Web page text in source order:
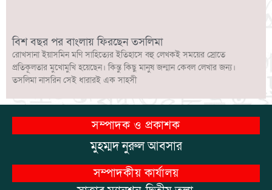
বিশ বছর পর বাংলায় ফিরছেন তসলিমা
রোখসানা ইয়াসমিন মণি সাহিত্যের ইতিহাসে বহু লেখকই সময়ের স্রোতে
প্রতিকূলতার মুখোমুখি হয়েছেন। কিন্তু কিছু মানুষ জন্মান কেবল লেখার জন্য।
তসলিমা নাসরিন সেই ধারারই এক সাহসী
সম্পাদক ও প্রকাশক
মুহম্মদ নুরুল আবসার
সম্পাদকীয় কার্যালয়